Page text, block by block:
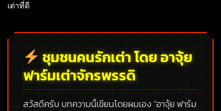
เต่าที่ดี
ชุมชนคนรักเต่า โดย อาจุ้ย
ฟาร์มเต่าจักรพรรดิ
สวัสดีครับ บทความนี้เขียนโดยผมเอง “อาจุ้ย ฟาร์ม